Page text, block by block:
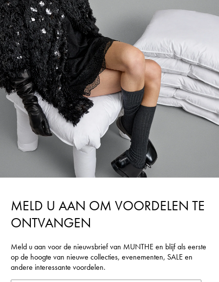
MELD U AAN OM VOORDELEN TE
ONTVANGEN
Meld u aan voor de nieuwsbrief van MUNTHE en blijf als eerste
op de hoogte van nieuwe collecties, evenementen, SALE en
andere interessante voordelen.
Inloggen vereist
Meld u aan bij uw account om producten aan uw
verlanglijst toe te voegen en uw eerder opgeslagen
artikelen te bekijken.
LOGIN